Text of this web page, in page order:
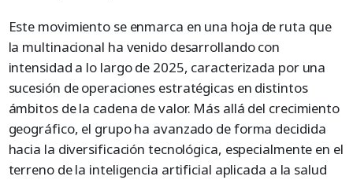
Este movimiento se enmarca en una hoja de ruta que
la multinacional ha venido desarrollando con
intensidad a lo largo de 2025, caracterizada por una
sucesión de operaciones estratégicas en distintos
ámbitos de la cadena de valor. Más allá del crecimiento
geográfico, el grupo ha avanzado de forma decidida
hacia la diversificación tecnológica, especialmente en el
terreno de la inteligencia artificial aplicada a la salud